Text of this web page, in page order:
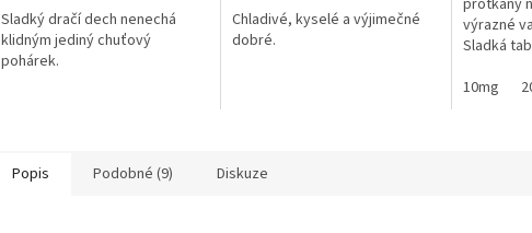
Sladký dračí dech nenechá
klidným jediný chuťový
pohárek.
Chladivé, kyselé a výjimečné
dobré.
protkaný
výrazné
Sladká
10mg
Popis Podobné (9) Diskuze